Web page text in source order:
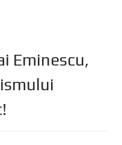
Eminescu,